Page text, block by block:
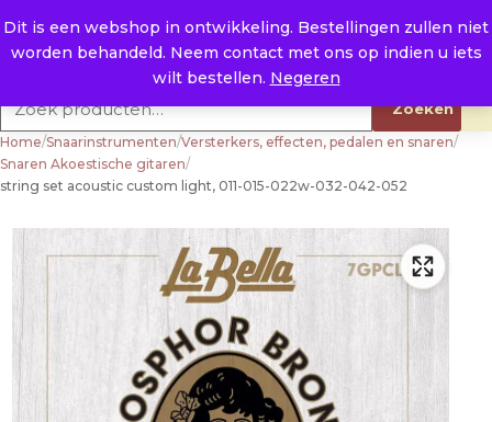
Dit is een webshop in ontwikkeling. Bestellingen zullen niet
worden behandeld. Neem contact met ons op indien u iets
wilt bestellen. Negeren
E. info@raysland.nl
Productcategorieën
Zoeken
Home/Snaarinstrumenten/Versterkers, effecten, pedalen en snaren/
Snaren Akoestische gitaren/
string set acoustic custom light, 011-015-022w-032-042-052